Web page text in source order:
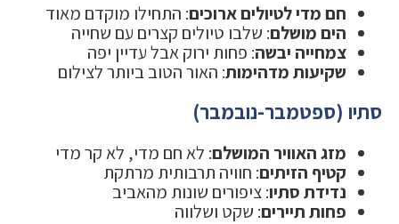
חם מדי לטיולים ארוכים: התחילו מוקדם מאוד
הים מושלם: שלבו טיולים קצרים עם שחייה
צמחייה יבשה: פחות ירוק אבל עדיין יפה
שקיעות מדהימות: האור הטוב ביותר לצילום
סתיו (ספטמבר-נובמבר)
מזג האוויר המושלם: לא חם מדי, לא קר מדי
קטיף הזיתים: חוויה תרבותית מרתקת
נדידת סתיו: ציפורים שונות מהאביב
פחות תיירים: שקט ושלווה